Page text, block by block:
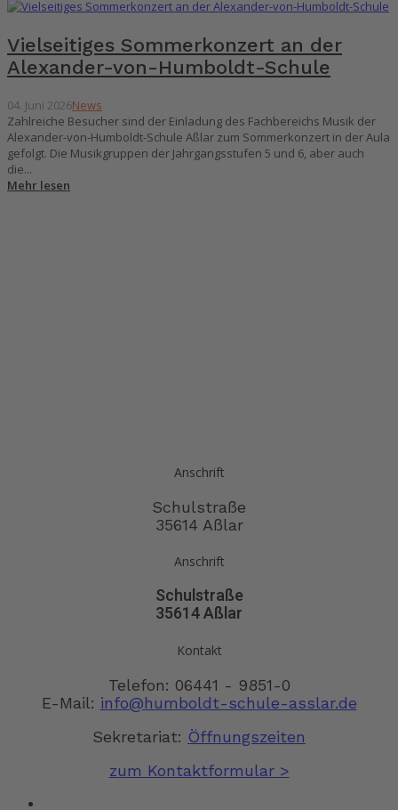
Vielseitiges Sommerkonzert an der
Alexander-von-Humboldt-Schule
04. Juni 2026News
Zahlreiche Besucher sind der Einladung des Fachbereichs Musik der
Alexander-von-Humboldt-Schule Aßlar zum Sommerkonzert in der Aula
gefolgt. Die Musikgruppen der Jahrgangsstufen 5 und 6, aber auch
die...
Mehr lesen
Anschrift
Schulstraße
35614 Aßlar
Anschrift
Schulstraße
35614 Aßlar
Kontakt
Telefon: 06441 - 9851-0
E-Mail: info@humboldt-schule-asslar.de
Sekretariat: Öffnungszeiten
zum Kontaktformular >